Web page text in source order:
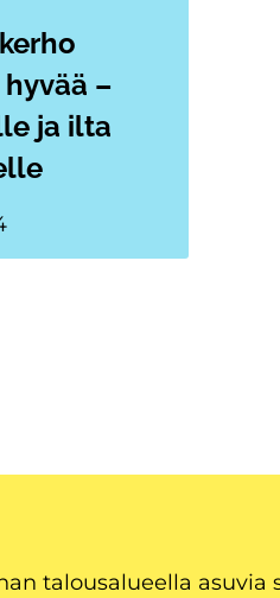
–
ja ilta
talousalueella asuvia